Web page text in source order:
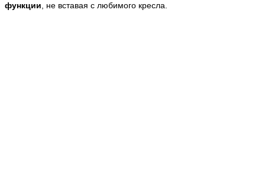
функции, не вставая с любимого кресла.